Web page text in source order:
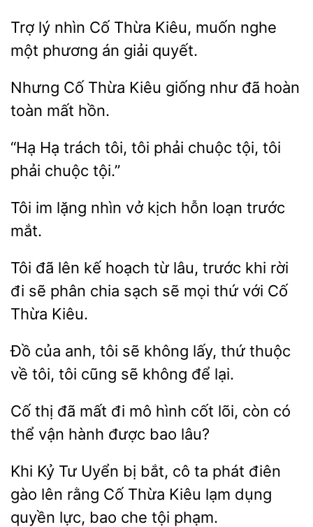
lý nhìn Cố Thừa Kiêu, muốn nghe
án giải quyết.
Nhưng Cố Thừa giống
đã hoàn
mất hồn.
“Hạ Hạ trách tôi,
phải chuộc tội, tôi
chuộc
lặng nhìn vở
hỗn loạn trước
mắt.
Tôi đã lên kế hoạch từ lâu, trước
rời
đi sẽ
chia sạch sẽ mọi thứ với
Thừa Kiêu.
Đồ của anh, tôi sẽ lấy,
thuộc
về tôi, tôi cũng sẽ không
lại.
Cố thị đã mất mô hình lõi,
có
thể vận hành được bao lâu?
Khi Kỷ Tư Uyển bị cô
phát điên
gào lên
Cố Thừa Kiêu lạm dụng
quyền lực, bao che tội phạm.